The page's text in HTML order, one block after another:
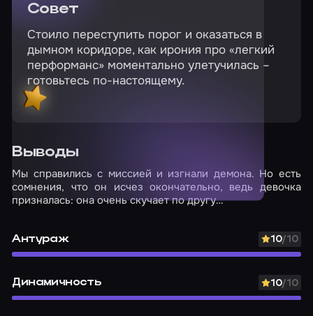
Совет
Стоило переступить порог и оказаться в
дымном коридоре, как ирония про «легкий
перформанс» моментально улетучилась –
готовьтесь по-настоящему.
Выводы
Мы справились с миссией и изгнали демона. Но есть
сомнения, что он исчез окончательно, ведь девочка
призналась: она очень скучает по другу…
Антураж 10/10
Динамичность 10/10